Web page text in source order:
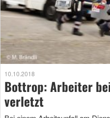
10.10.2018
Bottrop: Arbeiter
verletzt